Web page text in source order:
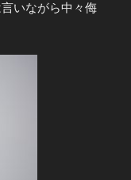
いながら中々侮